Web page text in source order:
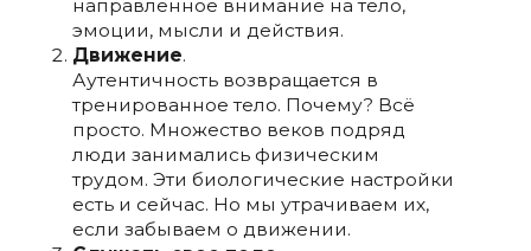
направленное внимание на тело,
эмоции, мысли и действия.
Движение.
Аутентичность возвращается в
тренированное тело. Почему? Всё
просто. Множество веков подряд
люди занимались физическим
трудом. Эти биологические настройки
есть и сейчас. Но мы утрачиваем их,
если забываем о движении.